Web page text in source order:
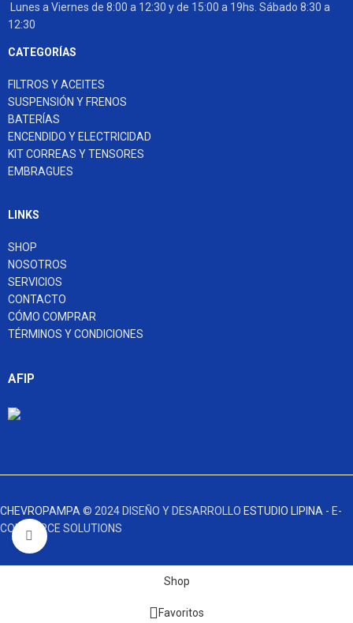
Click to enlarge
Lunes a Viernes de 8:00 a 12:30 y de 15:00 a 19hs. Sábado 8:30 a
12:30
CATEGORÍAS
FILTROS Y ACEITES
SUSPENSIÓN Y FRENOS
BATERÍAS
ENCENDIDO Y ELECTRICIDAD
KIT CORREAS Y TENSORES
EMBRAGUES
LINKS
SHOP
NOSOTROS
SERVICIOS
CONTACTO
CÓMO COMPRAR
TÉRMINOS Y CONDICIONES
AFIP
CHEVROPAMPA© 2024 DISEÑO Y DESARROLLO ESTUDIO LIPINA - E-
COMMERCE SOLUTIONS
Shop
Favoritos